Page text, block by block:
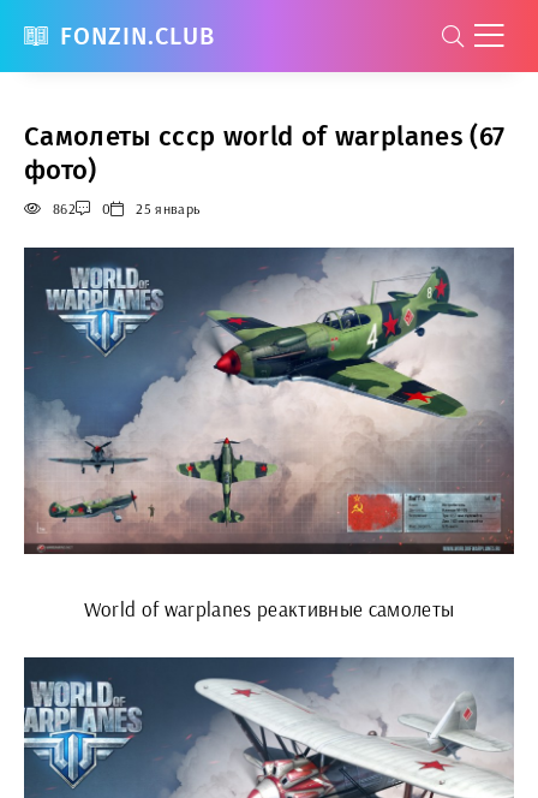
FONZIN.CLUB
Самолеты ссср world of warplanes (67
фото)
862 0 25 январь
World of warplanes реактивные самолеты